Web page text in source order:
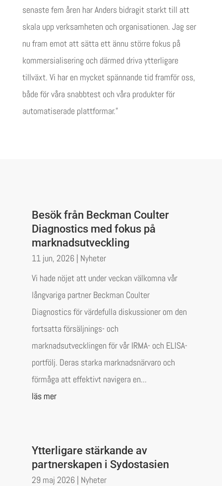
senaste fem åren har Anders bidragit starkt till att
skala upp verksamheten och organisationen. Jag ser
nu fram emot att sätta ett ännu större fokus på
kommersialisering och därmed driva ytterligare
tillväxt. Vi har en mycket spännande tid framför oss,
både för våra snabbtest och våra produkter för
automatiserade plattformar.”
Besök från Beckman Coulter
Diagnostics med fokus på
marknadsutveckling
11 jun, 2026| Nyheter
Vi hade nöjet att under veckan välkomna vår
långvariga partner Beckman Coulter
Diagnostics för värdefulla diskussioner om den
fortsatta försäljnings- och
marknadsutvecklingen för vår IRMA- och ELISA-
portfölj. Deras starka marknadsnärvaro och
förmåga att effektivt navigera en...
läs mer
Ytterligare stärkande av
partnerskapen i Sydostasien
29 maj 2026| Nyheter